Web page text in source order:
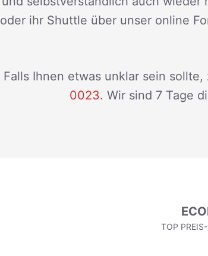
oder ihr Shuttle über unser online
Falls Ihnen etwas unklar sein
0023. Wir sind 7 Tage
TOP